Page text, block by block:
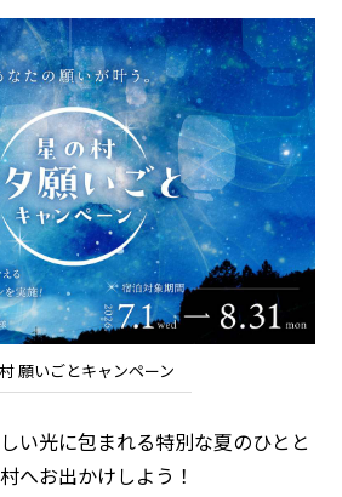
願いごとキャンペーン
い光に包まれる特別な夏のひとと
へお出かけしよう！